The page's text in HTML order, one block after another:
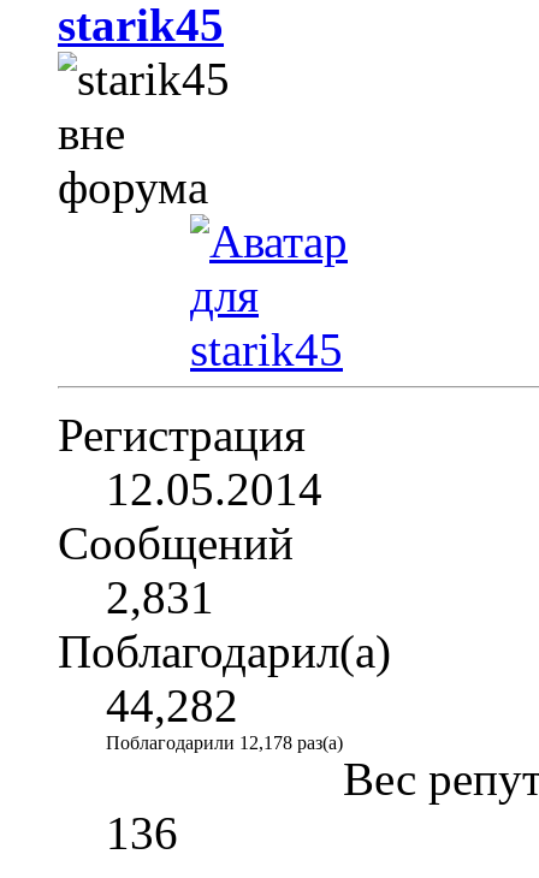
starik45
Регистрация
12.05.2014
Сообщений
2,831
Поблагодарил(а)
44,282
Поблагодарили 12,178 раз(а)
Вес
136